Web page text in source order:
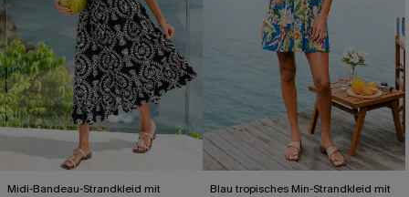
Midi-Bandeau-Strandkleid mit
Blau tropisches Min-Strandkleid mit